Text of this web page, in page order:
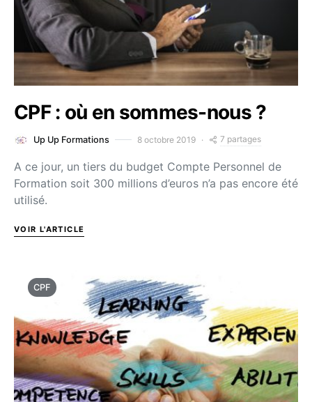
CPF : où en sommes-nous ?
Up Up Formations 8 octobre 2019 7 partages
A ce jour, un tiers du budget Compte Personnel de
Formation soit 300 millions d’euros n’a pas encore été
utilisé.
VOIR L'ARTICLE
CPF